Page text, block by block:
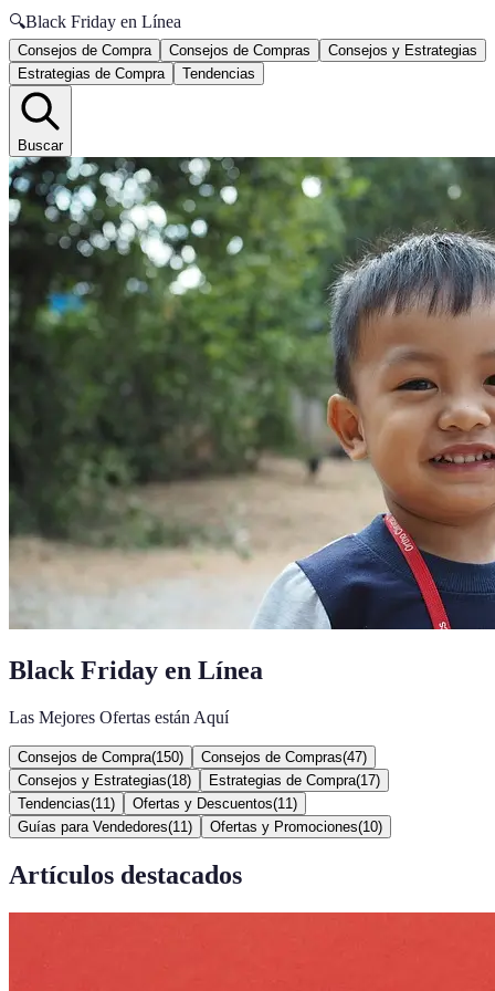
🔍Black Friday en Línea
Consejos de Compra Consejos de Compras
Consejos y Estrategias
Estrategias de Compra
Tendencias
Buscar
Black Friday en Línea
Las Mejores Ofertas están Aquí
Consejos de Compra(150) Consejos de Compras(47)
Consejos y Estrategias(18) Estrategias de Compra(17)
Tendencias(11 ) Ofertas y Descuentos(11 )
Guías para Vendedores(11 ) Ofertas y Promociones(10)
Artículos destacados